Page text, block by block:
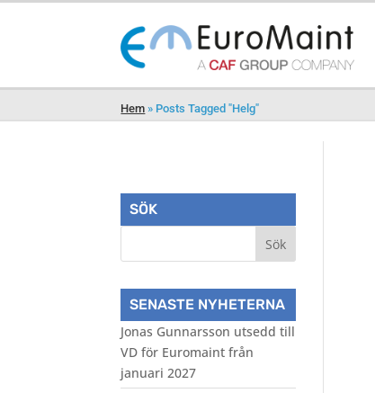
Hem » Posts Tagged "Helg"
SÖK
SENASTE NYHETERNA
Jonas Gunnarsson utsedd till
VD för Euromaint från
januari 2027